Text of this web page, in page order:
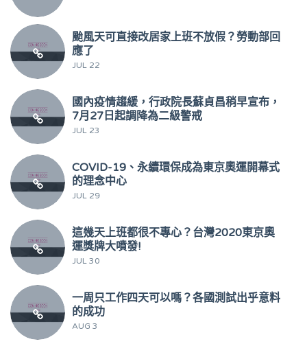
颱風天可直接改居家上班不放假？勞動部回
應了
JUL 22
國內疫情趨緩，行政院長蘇貞昌稍早宣布，
7月27日起調降為二級警戒
JUL 23
COVID-19、永續環保成為東京奧運開幕式
的理念中心
JUL 29
這幾天上班都很不專心？台灣2020東京奧
運獎牌大噴發!
JUL 30
一周只工作四天可以嗎？各國測試出乎意料
的成功
AUG 3